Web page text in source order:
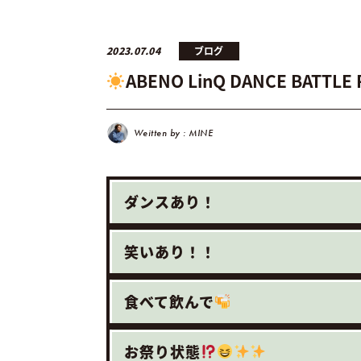
2023.07.04 ブログ
ABENO LinQ DANCE
Weitten by : MINE
ダンスあり！
笑いあり！！
食べて飲んで
お祭り状態